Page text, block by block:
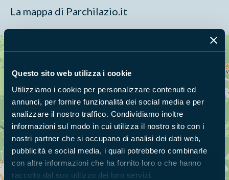
Questo sito web utilizza i cookie
Utilizziamo i cookie per personalizzare contenuti ed
annunci, per fornire funzionalità dei social media e per
analizzare il nostro traffico. Condividiamo inoltre
informazioni sul modo in cui utilizza il nostro sito con i
nostri partner che si occupano di analisi dei dati web,
pubblicità e social media, i quali potrebbero combinarle
con altre informazioni che ha fornito loro o che hanno
raccolto dal suo utilizzo dei loro servizi.
La mappa di Parchilazio.it